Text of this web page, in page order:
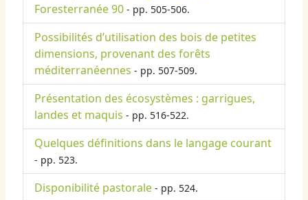
Foresterranée 90 - pp. 505-506.
Possibilités d’utilisation des bois de petites
dimensions, provenant des forêts
méditerranéennes - pp. 507-509.
Présentation des écosystèmes : garrigues,
landes et maquis - pp. 516-522.
Quelques définitions dans le langage courant
- pp. 523.
Disponibilité pastorale - pp. 524.